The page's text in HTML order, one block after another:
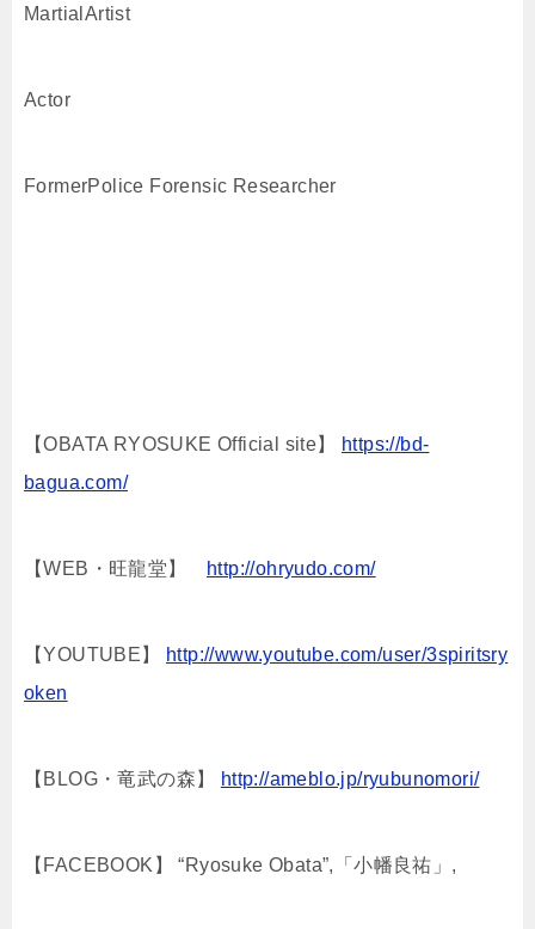
MartialArtist
Actor
FormerPolice Forensic Researcher
【OBATA RYOSUKE Official site】
https://bd-
bagua.com/
【WEB・旺龍堂】 http://ohryudo.com/
【YOUTUBE】
http://www.youtube.com/user/3spiritsry
oken
【BLOG・竜武の森】 http://ameblo.jp/ryubunomori/
【FACEBOOK】 “Ryosuke Obata”,「小幡良祐」,